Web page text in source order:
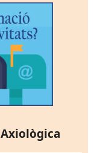
Axiològica